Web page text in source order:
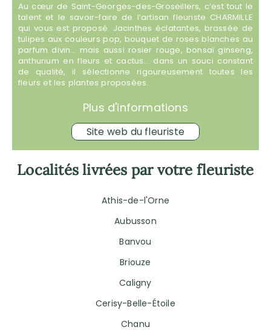
Au cœur de Saint-Georges-des-Groseillers, c’est tout le
talent et le savoir-faire de l’artisan fleuriste CHARMILLE
qui vous est proposé. Jacinthes éclatantes, brassée de
tulipes aux couleurs pop, bouquet de roses blanches au
parfum divin… mais aussi rosier rouge, bonsaï ginseng,
anthurium en fleurs et cactus… dans un souci constant
de qualité, il sélectionne rigoureusement toutes les
fleurs et les plantes proposées.
Plus d'informations
Site web du fleuriste
Localités livrées par votre fleuriste
Athis-de-l'Orne
Aubusson
Banvou
Briouze
Caligny
Cerisy-Belle-Étoile
Chanu